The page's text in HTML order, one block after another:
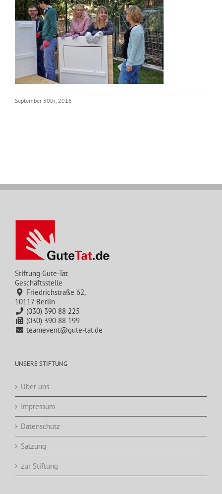
September 30th, 2016
Stiftung Gute-Tat
Geschäftsstelle
Friedrichstraße 62,
10117 Berlin
(030) 390 88 225
(030) 390 88 199
teamevent@gute-tat.de
UNSERE STIFTUNG
Über uns
Impressum
Datenschutz
Satzung
zur Stiftung